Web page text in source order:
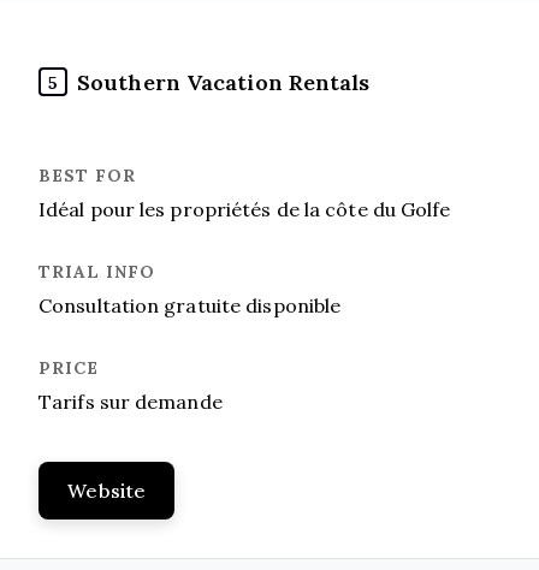
5 Southern Vacation Rentals
Idéal pour les propriétés de la côte du Golfe
Consultation gratuite disponible
Tarifs sur demande
Website